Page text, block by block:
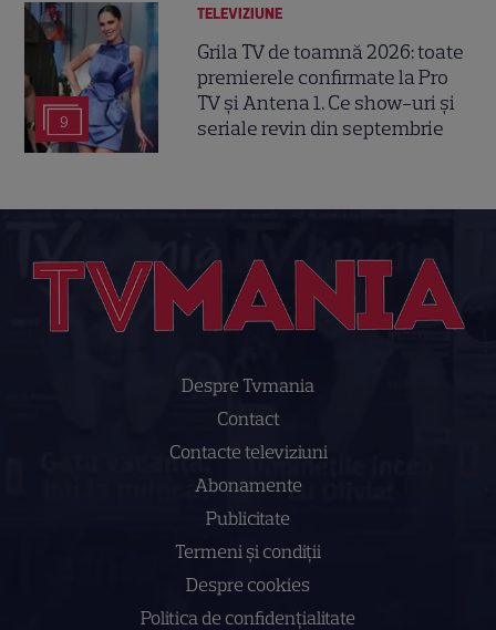
9
TELEVIZIUNE
Grila TV de toamnă 2026: toate
premierele confirmate la Pro
TV și Antena 1. Ce show-uri și
seriale revin din septembrie
Despre Tvmania
Contact
Contacte televiziuni
Abonamente
Publicitate
Termeni și condiții
Despre cookies
Politica de confidenţialitate